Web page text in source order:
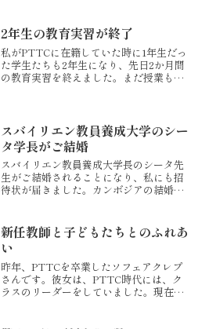
したいという思いが強く、赴任校がどこ
になるのかは今後の自分自...
2年生の教育実習が終了
私がPTTCに在籍していた時に1年生だっ
た学生たちも2年生になり、先日2か月間
の教育実習を終えました。まだ授業もた
指導法の科目で...
スバイリエン教員養成大学のシー
タ学長がご結婚
スバイリエン教員養成大学長のシータ先
生がご結婚されることになり、私にも招
待状が届きました。カンボジアの結婚式
も相当な量が用意されます。それだけ
に、相応のお祝い金とともに...
新任教師と子どもたちとのふれあ
い
昨年、PTTCを卒業したソフェアクレプ
さんです。彼女は、PTTC時代には、ク
ラスのリーダーをしていました。現在、